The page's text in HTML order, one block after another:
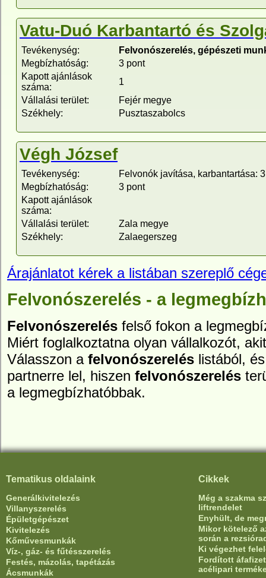
Vatu-Duó Karbantartó és
Tevékenység:
Felvonószerelés, gépészeti
Megbízhatóság:
3 pont
Kapott ajánlások
száma:
1
Vállalási terület:
Fejér megye
Székhely:
Pusztaszabolcs
Végh József
Tevékenység:
Felvonók javítása, karbantartása:
Megbízhatóság:
3 pont
Kapott ajánlások
száma:
Vállalási terület:
Zala megye
Székhely:
Zalaegerszeg
Árajánlatot kérek a listában szereplő
Felvonószerelés - a
Felvonószerelés felső fokon a
Miért foglalkoztatna olyan vállalkozót,
Válasszon a felvonószerelés listából,
partnerre lel, hiszen felvonószerelés
a legmegbízhatóbbak.
Tematikus oldalaink
Generálkivitelezés
Villanyszerelés
Épületgépészet
Kivitelezés
Kőművesmunkák
Víz-, gáz- és fűtésszerelés
Festés, mázolás, tapétázás
Ácsmunkák
Cikkek
Még a szakma
liftrendelet
Enyhült, de
Mikor kötelező
során a
Ki végezhet
Fordított
acélipari